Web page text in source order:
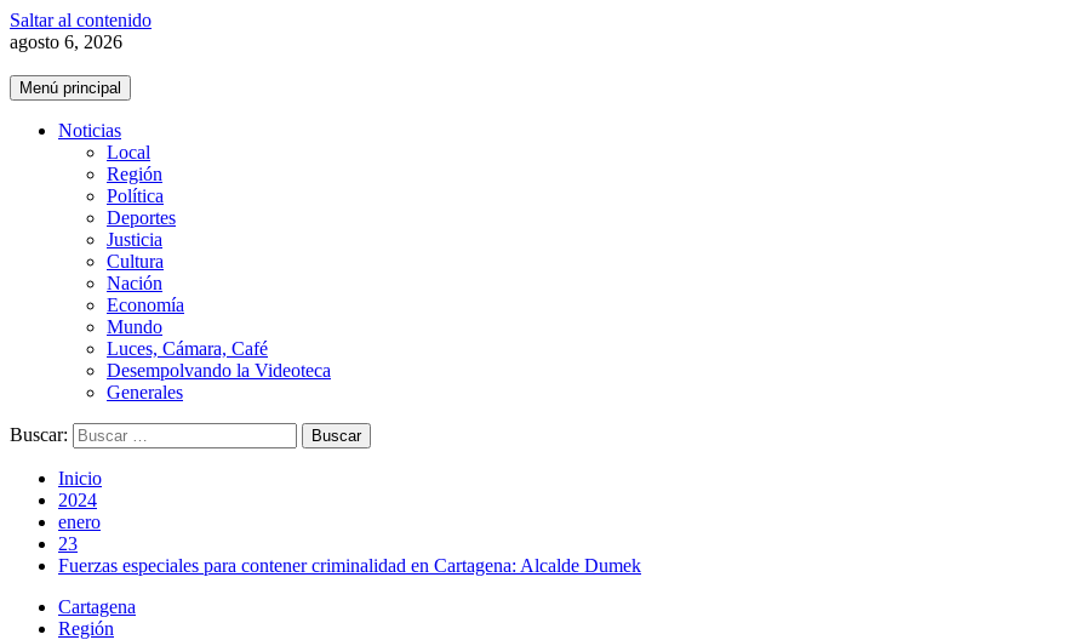
Saltar al contenido
agosto 6, 2026
Menú principal
Noticias
Local
Región
Política
Deportes
Justicia
Cultura
Nación
Economía
Mundo
Luces, Cámara, Café
Desempolvando la Videoteca
Generales
Buscar:
Inicio
2024
enero
23
Fuerzas especiales para contener criminalidad en Cartagena: Alcalde Dumek
Cartagena
Región